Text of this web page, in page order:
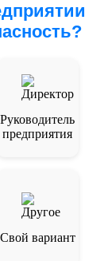
Руководитель
предприятия
Свой вариант